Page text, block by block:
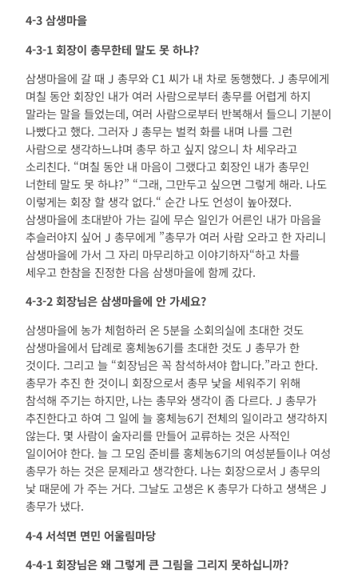
4-3삼생마을
4-3-1회장이 총무한테 말도 못 하냐?
삼생마을에 갈 때 J 총무와 C1 씨가 내 차로 동행했다. J 총무에게
며칠 동안 회장인 내가 여러 사람으로부터 총무를 어렵게 하지
말라는 말을 들었는데, 여러 사람으로부터 반복해서 들으니 기분이
나빴다고 했다. 그러자 J 총무는 벌컥 화를 내며 나를 그런
사람으로 생각하느냐며 총무 하고 싶지 않으니 차 세우라고
소리친다. “며칠 동안 내 마음이 그랬다고 회장인 내가 총무인
너한테 말도 못 하냐?” “그래, 그만두고 싶으면 그렇게 해라. 나도
이렇게는 회장 할 생각 없다.“ 순간 나도 언성이 높아졌다.
삼생마을에 초대받아 가는 길에 무슨 일인가 어른인 내가 마음을
추슬러야지 싶어 J 총무에게 ”총무가 여러 사람 오라고 한 자리니
삼생마을에 가서 그 자리 마무리하고 이야기하자“하고 차를
세우고 한참을 진정한 다음 삼생마을에 함께 갔다.
4-3-2회장님은 삼생마을에 안 가세요?
삼생마을에 농가 체험하러 온 5분을 소회의실에 초대한 것도
삼생마을에서 답례로 홍체농6기를 초대한 것도 J 총무가 한
것이다. 그리고 늘 “회장님은 꼭 참석하셔야 합니다.”라고 한다.
총무가 추진 한 것이니 회장으로서 총무 낯을 세워주기 위해
참석해 주기는 하지만, 나는 총무와 생각이 좀 다르다. J 총무가
추진한다고 하여 그 일에 늘 홍체능6기 전체의 일이라고 생각하지
않는다. 몇 사람이 술자리를 만들어 교류하는 것은 사적인
일이어야 한다. 늘 그 모임 준비를 홍체농6기의 여성분들이나 여성
총무가 하는 것은 문제라고 생각한다. 나는 회장으로서 J 총무의
낯 때문에 가 주는 거다. 그날도 고생은 K 총무가 다하고 생색은 J
총무가 냈다.
4-4서석면 면민 어울림마당
4-4-1회장님은 왜 그렇게 큰 그림을 그리지 못하십니까?